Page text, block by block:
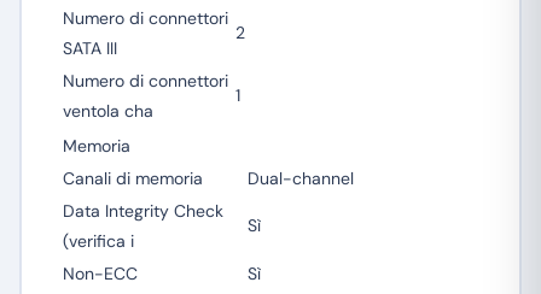
Numero di connettori
SATA III
2
Numero di connettori
ventola cha
1
Memoria
Canali di memoria
Dual-channel
Data Integrity Check
(verifica i
Sì
Non-ECC
Sì